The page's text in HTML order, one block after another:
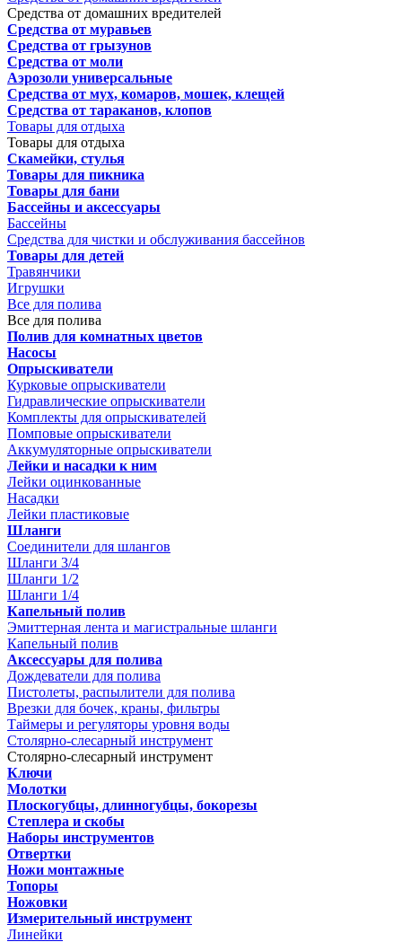
Средства от домашних вредителей
Средства от муравьев
Средства от грызунов
Средства от моли
Аэрозоли универсальные
Средства от мух, комаров, мошек, клещей
Средства от тараканов, клопов
Товары для отдыха
Товары для отдыха
Скамейки, стулья
Товары для пикника
Товары для бани
Бассейны и аксессуары
Бассейны
Средства для чистки и обслуживания бассейнов
Товары для детей
Травянчики
Игрушки
Все для полива
Все для полива
Полив для комнатных цветов
Насосы
Опрыскиватели
Курковые опрыскиватели
Гидравлические опрыскиватели
Комплекты для опрыскивателей
Помповые опрыскиватели
Аккумуляторные опрыскиватели
Лейки и насадки к ним
Лейки оцинкованные
Насадки
Лейки пластиковые
Шланги
Соединители для шлангов
Шланги 3/4
Шланги 1/2
Шланги 1/4
Капельный полив
Эмиттерная лента и магистральные шланги
Капельный полив
Аксессуары для полива
Дождеватели для полива
Пистолеты, распылители для полива
Врезки для бочек, краны, фильтры
Таймеры и регуляторы уровня воды
Столярно-слесарный инструмент
Столярно-слесарный инструмент
Ключи
Молотки
Плоскогубцы, длинногубцы, бокорезы
Степлера и скобы
Наборы инструментов
Отвертки
Ножи монтажные
Топоры
Ножовки
Измерительный инструмент
Линейки